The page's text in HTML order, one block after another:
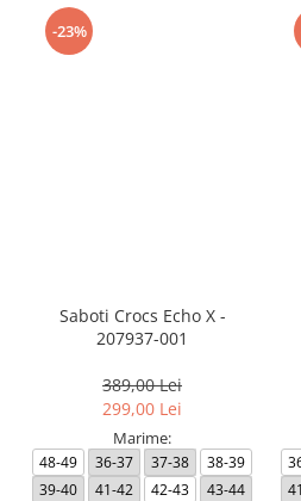
-23%
Saboti Crocs Echo X -
207937-001
389,00 Lei
299,00 Lei
Marime:
48-49 36-37 37-38
38-39
39-40
41-42 42-43 43-44